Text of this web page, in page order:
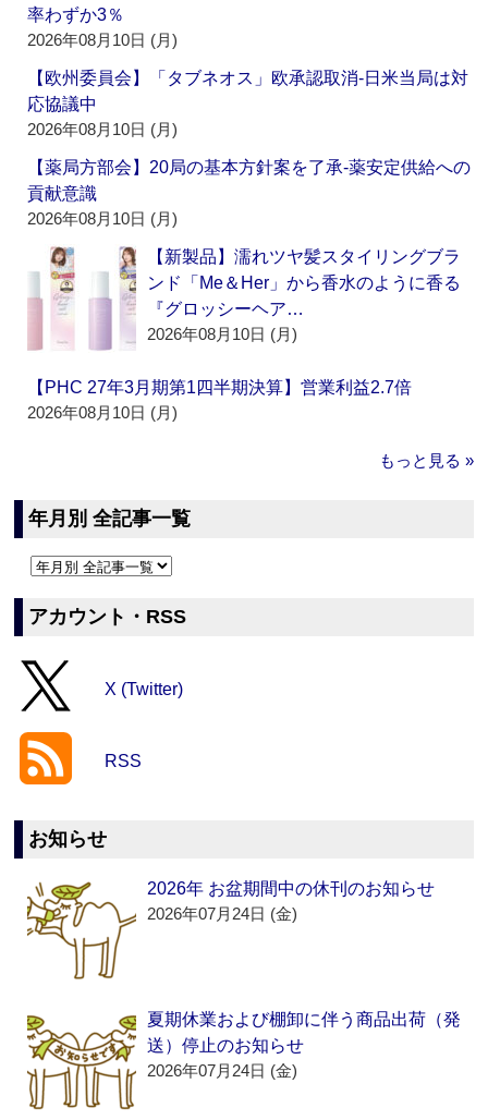
率わずか3％
2026年08月10日 (月)
【欧州委員会】「タブネオス」欧承認取消‐日米当局は対
応協議中
2026年08月10日 (月)
【薬局方部会】20局の基本方針案を了承‐薬安定供給への
貢献意識
2026年08月10日 (月)
【新製品】濡れツヤ髪スタイリングブラ
ンド「Me＆Her」から香水のように香る
『グロッシーヘア…
2026年08月10日 (月)
【PHC 27年3月期第1四半期決算】営業利益2.7倍
2026年08月10日 (月)
もっと見る »
年月別 全記事一覧
アカウント・RSS
X (Twitter)
RSS
お知らせ
2026年 お盆期間中の休刊のお知らせ
2026年07月24日 (金)
夏期休業および棚卸に伴う商品出荷（発
送）停止のお知らせ
2026年07月24日 (金)